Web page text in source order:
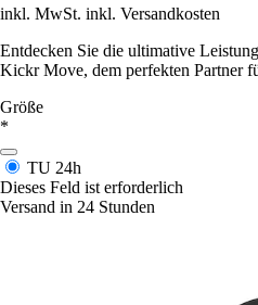
inkl. MwSt. inkl. Versandkosten
Entdecken Sie die ultimative
Kickr Move, dem perfekten Partner
Größe
*
TU 24h
Dieses Feld ist erforderlich
Versand in 24 Stunden